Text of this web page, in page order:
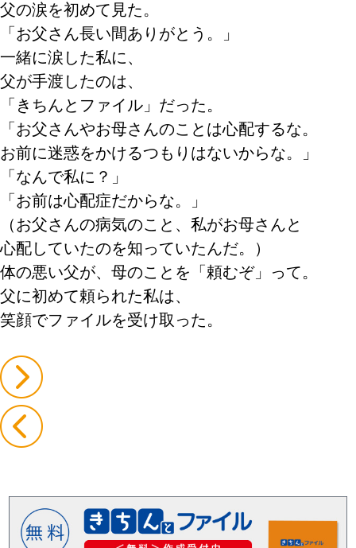
父の涙を初めて見た。
「お父さん長い間ありがとう。」
一緒に涙した私に、
父が手渡したのは、
「きちんとファイル」だった。
「お父さんやお母さんのことは心配するな。
お前に迷惑をかけるつもりはないからな。」
「なんで私に？」
「お前は心配症だからな。」
（お父さんの病気のこと、私がお母さんと
心配していたのを知っていたんだ。）
体の悪い父が、母のことを「頼むぞ」って。
父に初めて頼られた私は、
笑顔でファイルを受け取った。